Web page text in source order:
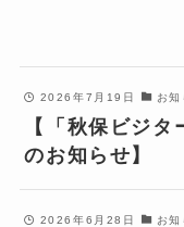
2026年7月19日 お知
【「秋保ビジ
のお知らせ】
2026年6月28日 お知